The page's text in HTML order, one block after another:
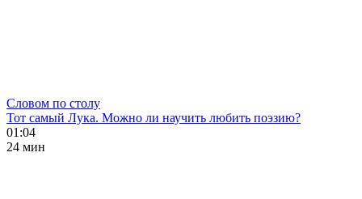
Словом по столу
Тот самый Лука. Можно ли научить любить поэзию?
01:04
24 мин